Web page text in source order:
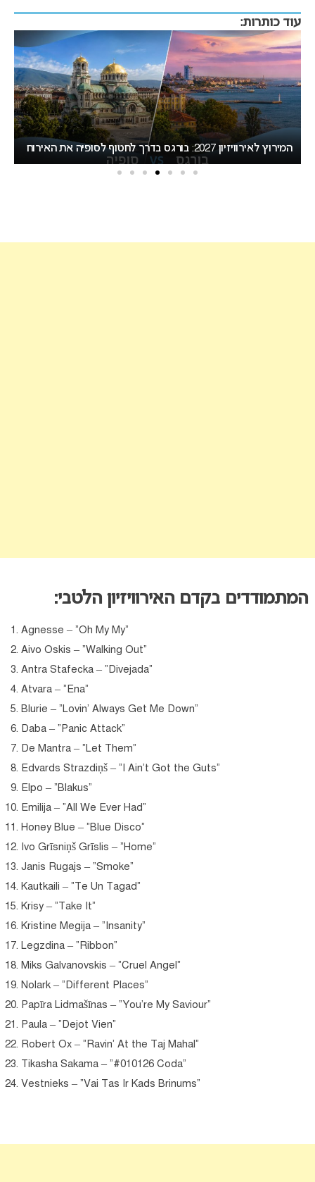
עוד כותרות:
אירוויזיון 2027 עשוי לאמץ שיטת הצבעה חדשה שתפגע
בישראל
המתמודדים בקדם האירוויזיון הלטבי:
Agnesse – “Oh My My”
Aivo Oskis – “Walking Out”
Antra Stafecka – “Divejada”
Atvara – “Ena”
Blurie – “Lovin’ Always Get Me Down”
Daba – “Panic Attack”
De Mantra – “Let Them”
Edvards Strazdiņš – “I Ain’t Got the Guts”
Elpo – “Blakus”
Emilija – “All We Ever Had”
Honey Blue – “Blue Disco”
Ivo Grīsniņš Grīslis – “Home”
Janis Rugajs – “Smoke”
Kautkaili – “Te Un Tagad”
Krisy – “Take It”
Kristine Megija – “Insanity”
Legzdina – “Ribbon”
Miks Galvanovskis – “Cruel Angel”
Nolark – “Different Places”
Papīra Lidmašīnas – “You’re My Saviour”
Paula – “Dejot Vien”
Robert Ox – “Ravin’ At the Taj Mahal”
Tikasha Sakama – “#010126 Coda”
Vestnieks – “Vai Tas Ir Kads Brinums”